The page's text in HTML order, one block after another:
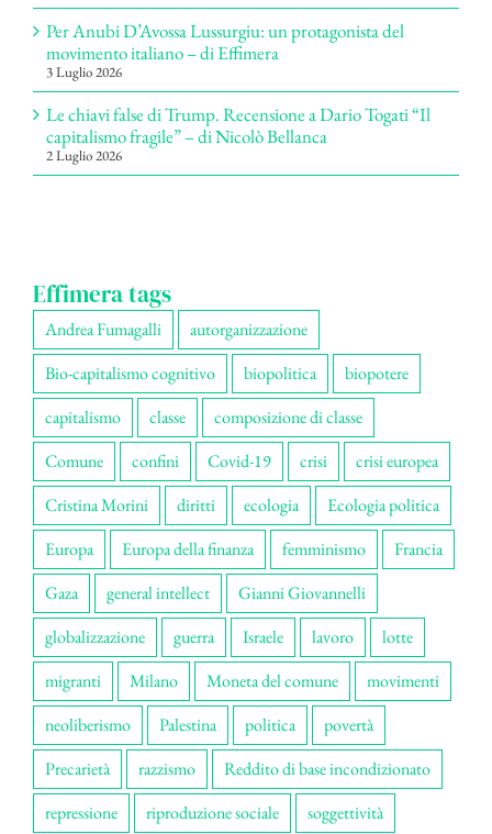
Per Anubi D’Avossa Lussurgiu: un protagonista del
movimento italiano – di Effimera
3 Luglio 2026
Le chiavi false di Trump. Recensione a Dario Togati “Il
capitalismo fragile” – di Nicolò Bellanca
2 Luglio 2026
Effimera tags
Andrea Fumagalli
autorganizzazione
Bio-capitalismo cognitivo
biopolitica
biopotere
capitalismo
classe
composizione di classe
Comune
confini Covid-19 crisi
crisi europea
Cristina Morini
diritti ecologia
Ecologia politica
Europa
Europa della finanza femminismo
Francia
Gaza
general intellect
Gianni Giovannelli
globalizzazione
guerra Israele lavoro
lotte
migranti
Milano Moneta del comune
movimenti
neoliberismo
Palestina politica
povertà
Precarietà
razzismo
Reddito di base incondizionato
repressione
riproduzione sociale soggettività